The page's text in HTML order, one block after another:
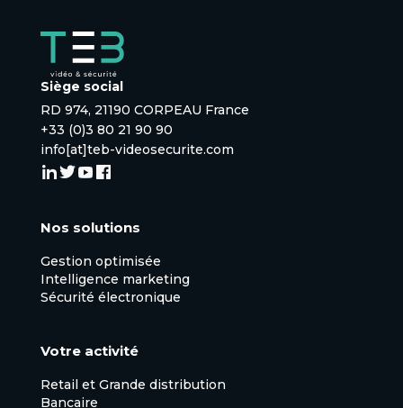
Siège social
RD 974, 21190 CORPEAU France
+33 (0)3 80 21 90 90
info[at]teb-videosecurite.com
Nos solutions
Gestion optimisée
Intelligence marketing
Sécurité électronique
Votre activité
Retail et Grande distribution
Bancaire